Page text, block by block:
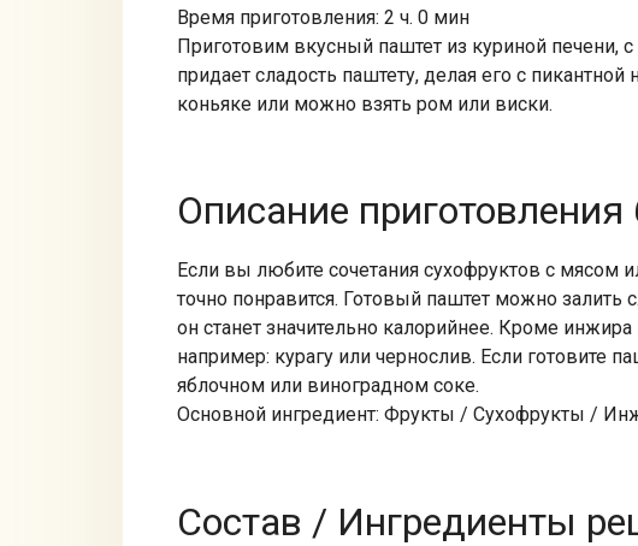
Время приготовления: 2 ч. 0 мин
Приготовим вкусный паштет из куриной печени,
придает сладость паштету, делая его с
коньяке или можно взять ром или виски.
Описание
Если вы любите сочетания сухофруктов с мясом
точно понравится. Готовый паштет можно залить
он станет значительно калорийнее. Кроме
например: курагу или чернослив. Если готовите
яблочном или виноградном соке.
Основной ингредиент: Фрукты / Сухофрукты /
Состав / Ингредиенты